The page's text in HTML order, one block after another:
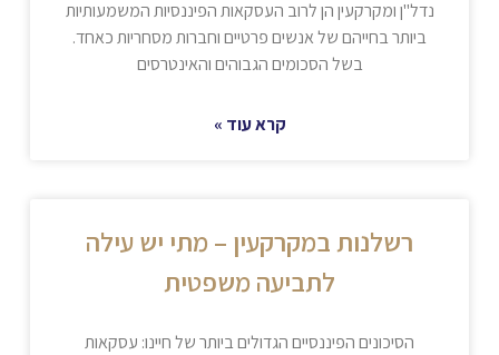
נדל"ן ומקרקעין הן לרוב העסקאות הפיננסיות המשמעותיות
ביותר בחייהם של אנשים פרטיים וחברות מסחריות כאחד.
בשל הסכומים הגבוהים והאינטרסים
קרא עוד »
רשלנות במקרקעין – מתי יש עילה
לתביעה משפטית
הסיכונים הפיננסיים הגדולים ביותר של חיינו: עסקאות